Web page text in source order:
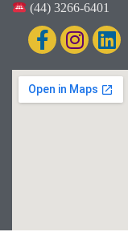
(44) 3266-6401